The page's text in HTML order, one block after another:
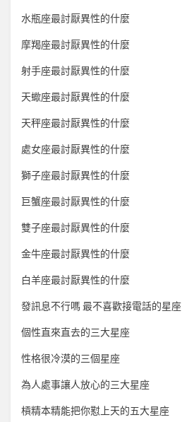
水瓶座最討厭異性的什麼
摩羯座最討厭異性的什麼
射手座最討厭異性的什麼
天蠍座最討厭異性的什麼
天秤座最討厭異性的什麼
處女座最討厭異性的什麼
獅子座最討厭異性的什麼
巨蟹座最討厭異性的什麼
雙子座最討厭異性的什麼
金牛座最討厭異性的什麼
白羊座最討厭異性的什麼
發訊息不行嗎 最不喜歡接電話的星座
個性直來直去的三大星座
性格很冷漠的三個星座
為人處事讓人放心的三大星座
槓精本精能把你懟上天的五大星座